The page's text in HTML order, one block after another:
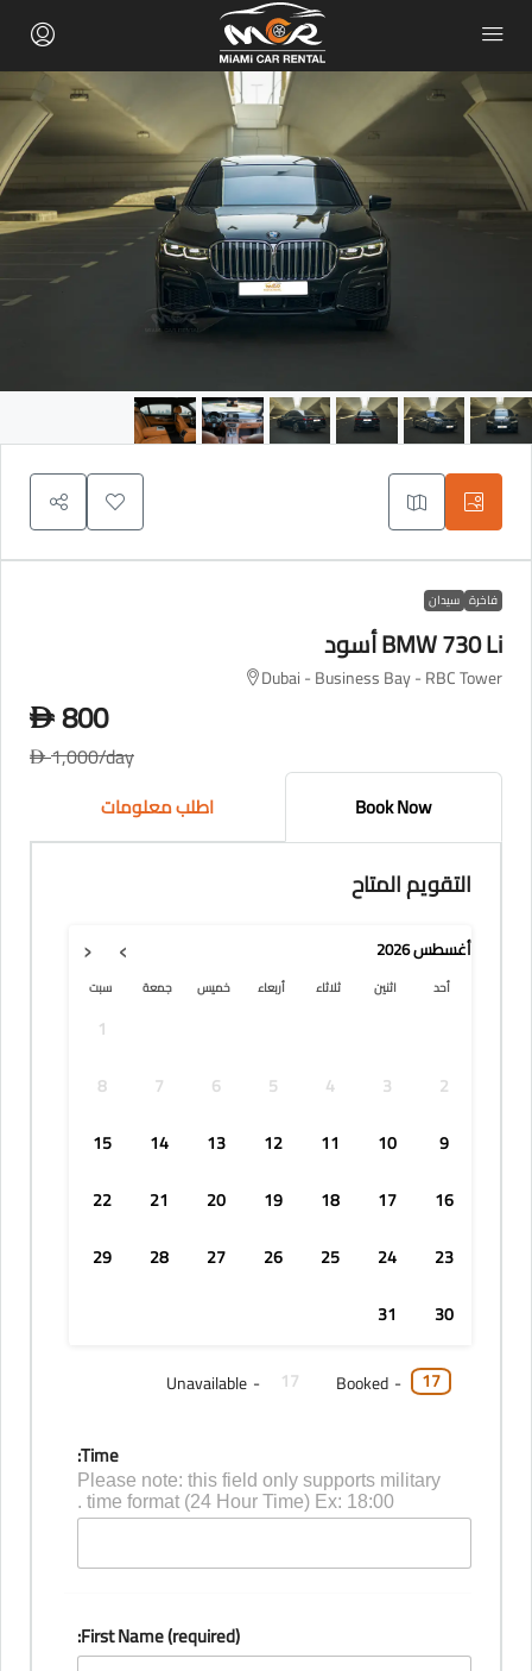
فاخرة سيدان
BMW 730 Li أسود
Dubai - Business Bay - RBC Tower
D 800
D1,000/day
Book Now اطلب معلومات
التقويم المتاح
›
‹ أغسطس2026
أحد اثنين ثلاثاء أربعاء خميس جمعة سبت
1
2
3
4
5
6
7
8
9
10
11
12
13
14
15
16
17
18
19
20
21
22
23
24
25
26
27
28
29
30
31
17
-
Booked
17
-
Unavailable
Time:
Please note: this field only supports military
time format (24 Hour Time) Ex: 18:00 .
First Name (required):